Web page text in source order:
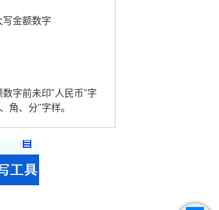
金额数字
字前未印"人民币"字
角、分"字样。